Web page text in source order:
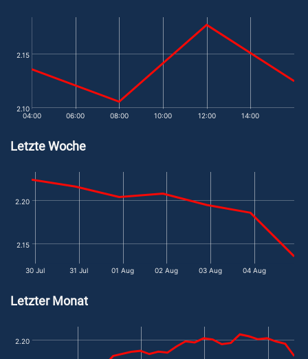
2.10
2.15
04:00 06:00 08:00 10:00 12:00 14:00
Letzte Woche
2.15
2.20
30 Jul 31 Jul 01 Aug 02 Aug 03 Aug 04 Aug
Letzter Monat
2.20